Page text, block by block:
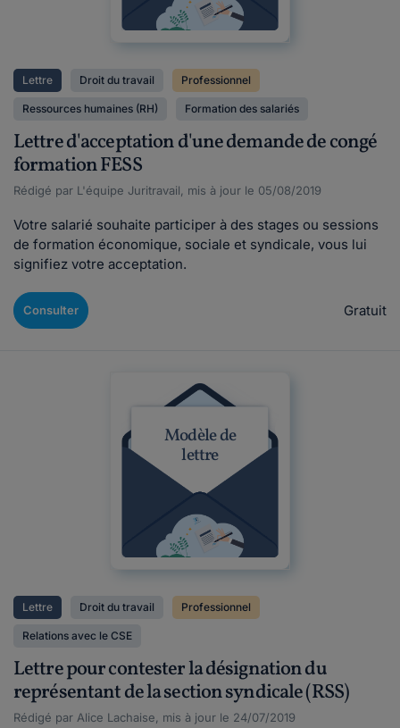
Lettre Droit du travail Professionnel
Ressources humaines (RH) Formation des salariés
Lettre d'acceptation d'une demande de congé
formation FESS
Rédigé par L'équipe Juritravail, mis à jour le 05/08/2019
Votre salarié souhaite participer à des stages ou sessions
de formation économique, sociale et syndicale, vous lui
signifiez votre acceptation.
Consulter Gratuit
Modèle de
lettre
Lettre Droit du travail Professionnel
Relations avec le CSE
Lettre pour contester la désignation du
représentant de la section syndicale (RSS)
Rédigé par Alice Lachaise, mis à jour le 24/07/2019